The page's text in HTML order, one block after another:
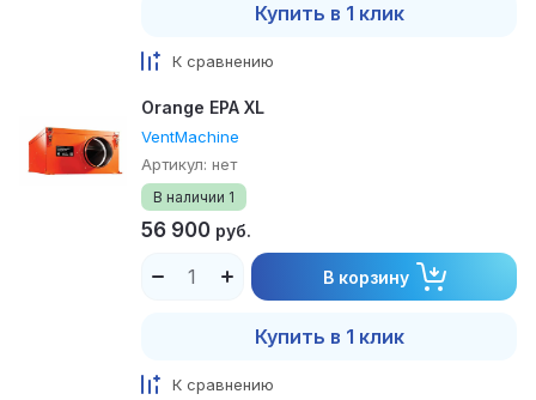
Купить в 1 клик
К сравнению
Orange EPA XL
VentMachine
Артикул: нет
В наличии 1
56 900 руб.
В корзину
Купить в 1 клик
К сравнению